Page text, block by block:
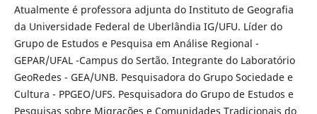
Atualmente é professora adjunta do Instituto de Geografia
da Universidade Federal de Uberlândia IG/UFU. Líder do
Grupo de Estudos e Pesquisa em Análise Regional -
GEPAR/UFAL -Campus do Sertão. Integrante do Laboratório
GeoRedes - GEA/UNB. Pesquisadora do Grupo Sociedade e
Cultura - PPGEO/UFS. Pesquisadora do Grupo de Estudos e
Pesquisas sobre Migrações e Comunidades Tradicionais do